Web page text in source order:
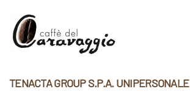
TENACTA GROUP S.P.A. UNIPERSONALE